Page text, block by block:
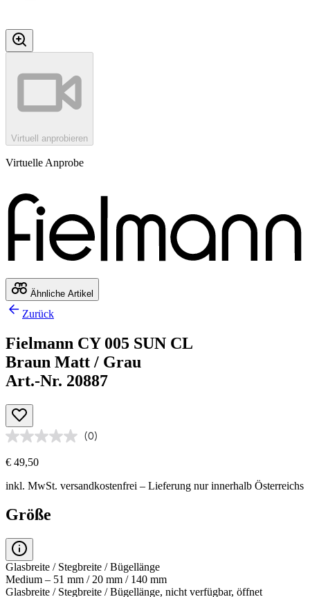
Virtuell anprobieren
Virtuelle Anprobe
Ähnliche Artikel
Zurück
Fielmann CY 005 SUN CL
Braun Matt / Grau
Art.-Nr. 20887
(0)
€ 49,50
inkl. MwSt. versandkostenfrei – Lieferung nur innerhalb Österreichs
Größe
Glasbreite / Stegbreite / Bügellänge
Medium – 51 mm / 20 mm / 140 mm
Glasbreite / Stegbreite / Bügellänge, nicht verfügbar, öffnet